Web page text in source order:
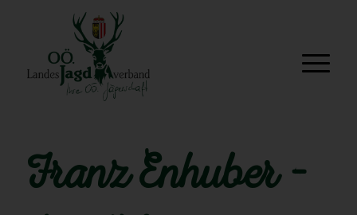
Franz Enhuber –